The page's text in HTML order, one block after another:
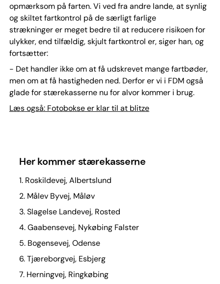
opmærksom på farten. Vi ved fra andre lande, at synlig
og skiltet fartkontrol på de særligt farlige
strækninger er meget bedre til at reducere risikoen for
ulykker, end tilfældig, skjult fartkontrol er, siger han, og
fortsætter:
- Det handler ikke om at få udskrevet mange fartbøder,
men om at få hastigheden ned. Derfor er vi i FDM også
glade for stærekasserne nu for alvor kommer i brug.
Læs også: Fotobokse er klar til at blitze
Her kommer stærekasserne
1. Roskildevej, Albertslund
2. Målev Byvej, Måløv
3. Slagelse Landevej, Rosted
4. Gaabensevej, Nykøbing Falster
5. Bogensevej, Odense
6. Tjæreborgvej, Esbjerg
7. Herningvej, Ringkøbing